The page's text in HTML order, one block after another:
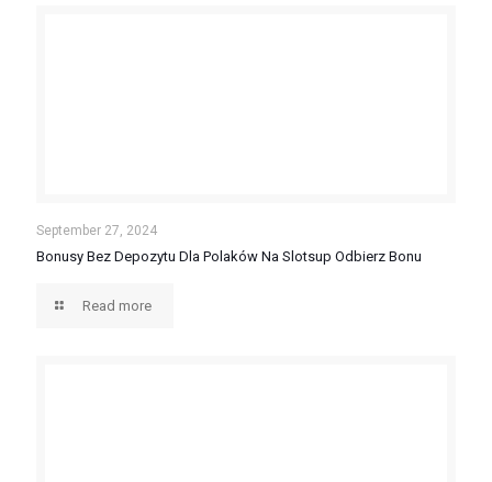
September 27, 2024
Bonusy Bez Depozytu Dla Polaków Na Slotsup Odbierz Bonu
Read more